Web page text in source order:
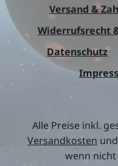
Versand &
Widerrufsrecht
Datenschutz
Alle Preise inkl.
Versandkosten
wenn